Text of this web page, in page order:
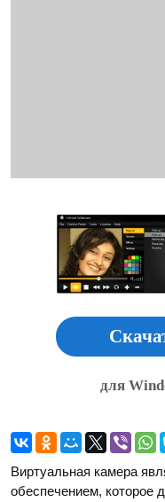
для
Виртуальная камера
обеспечением, которое